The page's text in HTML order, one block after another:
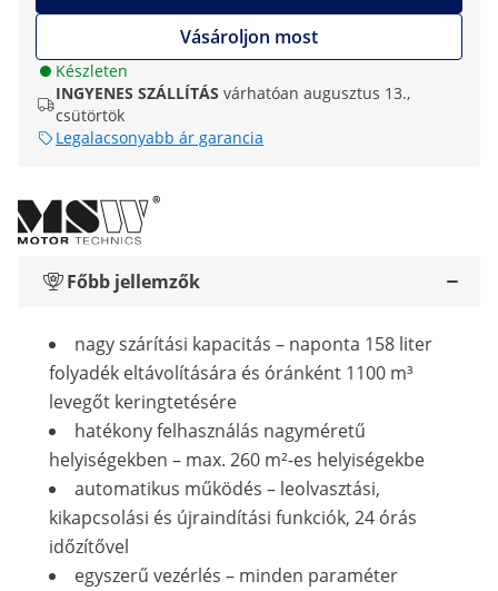
Vásároljon most
Készleten
INGYENES SZÁLLÍTÁS várhatóan augusztus 13.,
csütörtök
Legalacsonyabb ár garancia
Főbb jellemzők
nagy szárítási kapacitás – naponta 158 liter
folyadék eltávolítására és óránként 1100 m³
levegőt keringtetésére
hatékony felhasználás nagyméretű
helyiségekben – max. 260 m²-es helyiségekbe
automatikus működés – leolvasztási,
kikapcsolási és újraindítási funkciók, 24 órás
időzítővel
egyszerű vezérlés – minden paraméter